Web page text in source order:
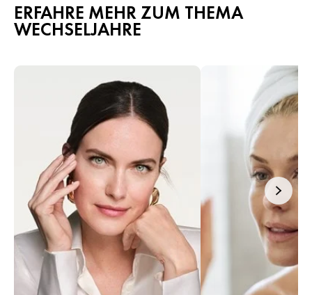
ERFAHRE MEHR ZUM THEMA
WECHSELJAHRE